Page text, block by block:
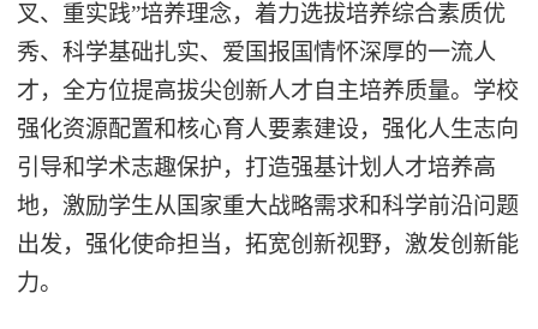
叉、重实践”培养理念，着力选拔培养综合素质优
秀、科学基础扎实、爱国报国情怀深厚的一流人
才，全方位提高拔尖创新人才自主培养质量。学校
强化资源配置和核心育人要素建设，强化人生志向
引导和学术志趣保护，打造强基计划人才培养高
地，激励学生从国家重大战略需求和科学前沿问题
出发，强化使命担当，拓宽创新视野，激发创新能
力。